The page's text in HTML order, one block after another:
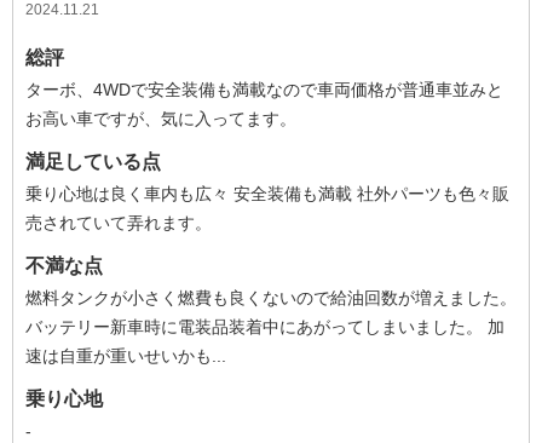
2024.11.21
総評
ターボ、4WDで安全装備も満載なので車両価格が普通車並みと
お高い車ですが、気に入ってます。
満足している点
乗り心地は良く車内も広々 安全装備も満載 社外パーツも色々販
売されていて弄れます。
不満な点
燃料タンクが小さく燃費も良くないので給油回数が増えました。
バッテリー新車時に電装品装着中にあがってしまいました。 加
速は自重が重いせいかも...
乗り心地
-